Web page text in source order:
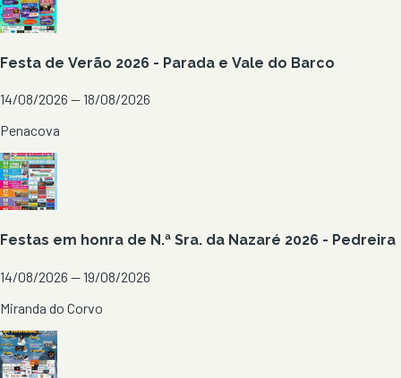
Festa de Verão 2026 - Parada e Vale do Barco
14/08/2026 — 18/08/2026
Penacova
Festas em honra de N.ª Sra. da Nazaré 2026 - Pedreira
14/08/2026 — 19/08/2026
Miranda do Corvo